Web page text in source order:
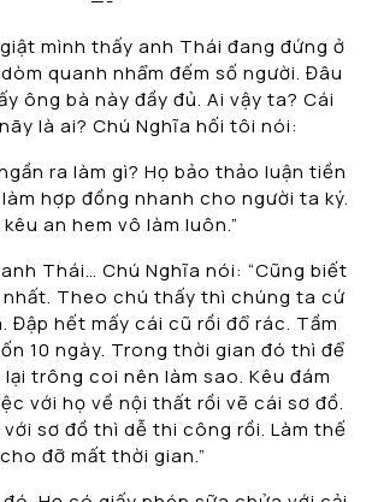
mình thấy anh Thái đang đứng ở
quanh nhẩm đếm số người. Đâu
ông bà này đầy đủ. Ai vậy ta? Cái
là ai? Chú Nghĩa hối tôi nói:
ra làm gì? Họ bảo thảo luận tiền
hợp đồng nhanh cho người ta ký.
kêu an hem vô làm luôn.”
Thái… Chú Nghĩa nói: “Cũng biết
Theo chú thấy thì chúng ta cứ
Đập hết mấy cái cũ rồi đổ rác. Tầm
10 ngày. Trong thời gian đó thì để
trông coi nên làm sao. Kêu đám
với họ về nội thất rồi vẽ cái sơ đồ.
sơ đồ thì dễ thi công rồi. Làm thế
cho đỡ mất thời gian.”